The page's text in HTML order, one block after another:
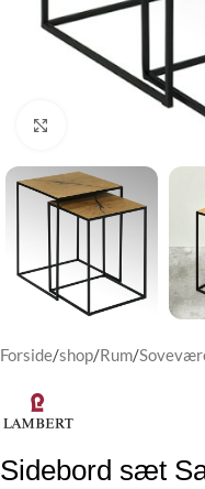
Forside/shop/Rum/
Sidebord sæt